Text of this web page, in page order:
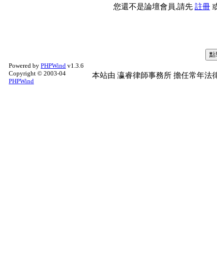
您還不是論壇會員,請先 註冊
Powered by PHPWind v1.3.6
Copyright © 2003-04
PHPWind
本站由 瀛睿律師事務所 擔任常年法